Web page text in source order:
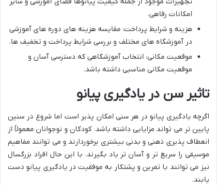
امکانات رفاهی.
هزینه و شرایط پرداخت: مقایسه هزینه های دوره های آموزشی
در آموزشگاه های مختلف و بررسی شرایط پرداخت و تخفیف ها.
موقعیت مکانی: انتخاب آموزشگاهی که دسترسی آسان و
موقعیت مکانی مناسبی داشته باشد.
تاثیر سن در یادگیری پیانو
اگرچه یادگیری پیانو در هر سنی امکان پذیر است اما شروع در سنین
پایین تر می تواند مزایایی داشته باشد. کودکان و نوجوانان معمولاً از
انعطاف پذیری ذهنی و بدنی بیشتری برخوردارند و می توانند مفاهیم
موسیقی را سریع تر و آسان تر یاد بگیرند. با این حال افراد بزرگسال
نیز می توانند با تمرین و پشتکار به موفقیت در یادگیری پیانو دست
یابند.